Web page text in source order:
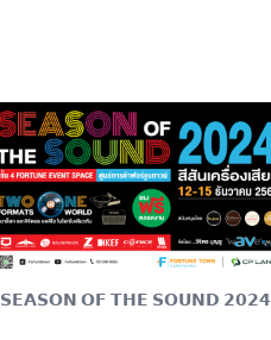
𝗦𝗘𝗔𝗦𝗢𝗡 𝗢𝗙 𝗧𝗛𝗘 𝗦𝗢𝗨𝗡𝗗 𝟮𝟬𝟮𝟰